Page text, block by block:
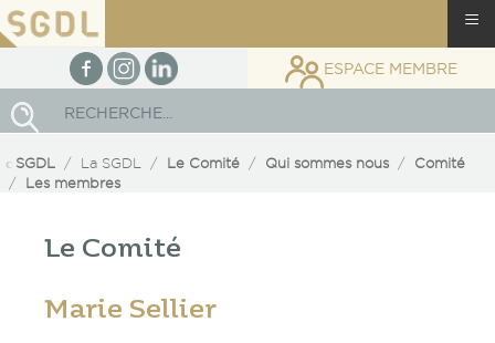
facebookInstagram
linkedin ESPACE MEMBRE
SGDL La SGDL Le Comité Qui sommes nous
Comité
Les membres
Le Comité
Marie Sellier
≡